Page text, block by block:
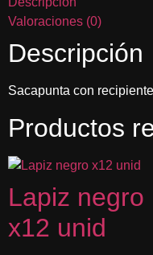
Valoraciones (0)
Descripción
Sacapunta con
Productos
Lapiz negro
x12 unid